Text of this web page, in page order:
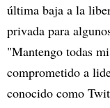
última baja a la
privada para
"Mantengo todas
comprometido a
conocido como